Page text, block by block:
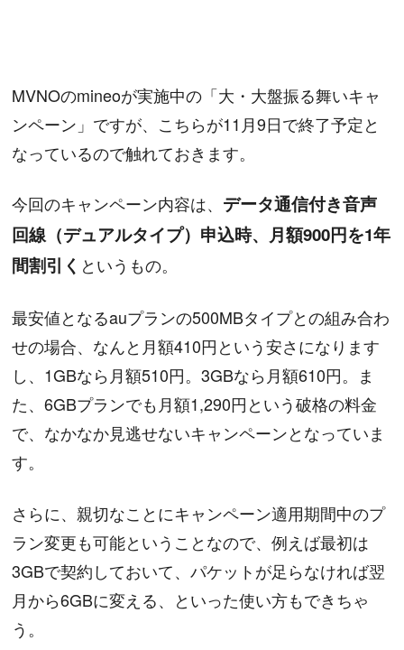
MVNOのmineoが実施中の「大・大盤振る舞いキャ
ンペーン」ですが、こちらが11月9日で終了予定と
なっているので触れておきます。
今回のキャンペーン内容は、 データ通信付き音声
回線（デュアルタイプ）申込時、月額900円を1年
間割引く というもの。
最安値となるauプランの500MBタイプとの組み合わ
せの場合、なんと月額410円という安さになります
し、1GBなら月額510円。3GBなら月額610円。ま
た、6GBプランでも月額1,290円という破格の料金
で、なかなか見逃せないキャンペーンとなっていま
す。
さらに、親切なことにキャンペーン適用期間中のプ
ラン変更も可能ということなので、例えば最初は
3GBで契約しておいて、パケットが足らなければ翌
月から6GBに変える、といった使い方もできちゃ
う。